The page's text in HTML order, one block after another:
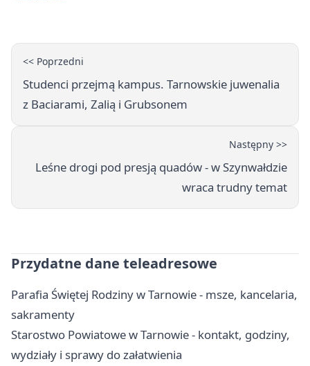
<< Poprzedni
Studenci przejmą kampus. Tarnowskie juwenalia
z Baciarami, Zalią i Grubsonem
Następny >>
Leśne drogi pod presją quadów - w Szynwałdzie
wraca trudny temat
Przydatne dane teleadresowe
Parafia Świętej Rodziny w Tarnowie - msze, kancelaria,
sakramenty
Starostwo Powiatowe w Tarnowie - kontakt, godziny,
wydziały i sprawy do załatwienia